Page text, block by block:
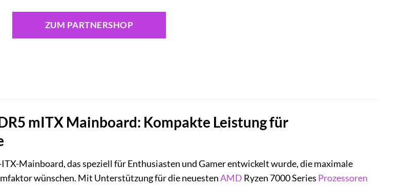
ZUM PARTNERSHOP
mITX Mainboard: Kompakte Leistung für
Mainboard, das speziell für Enthusiasten und Gamer entwickelt wurde, die maximale
wünschen. Mit Unterstützung für die neuestenAMD Ryzen 7000 Series Prozessoren